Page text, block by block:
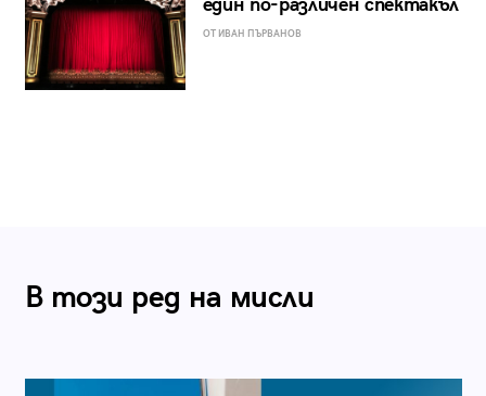
един по-различен спектакъл
ОТ ИВАН ПЪРВАНОВ
В този ред на мисли